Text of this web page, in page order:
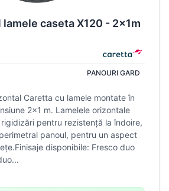
caseta X120 - 2x1m
PANOURI GARD
Caretta cu lamele montate în
2×1 m. Lamelele orizontale
pentru rezistență la îndoire,
panoul, pentru un aspect
disponibile: Fresco duo